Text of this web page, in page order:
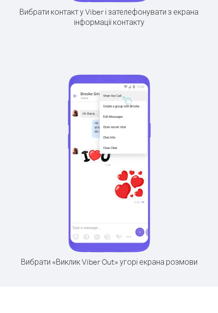
Вибрати контакт у Viber і зателефонувати з екрана
інформації контакту
Вибрати «Виклик Viber Out» угорі екрана розмови